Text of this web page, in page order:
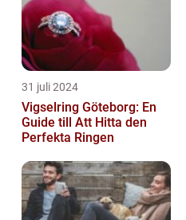
31 juli 2024
Vigselring Göteborg: En
Guide till Att Hitta den
Perfekta Ringen